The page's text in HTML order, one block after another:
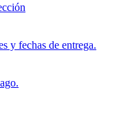
y fechas de entrega.